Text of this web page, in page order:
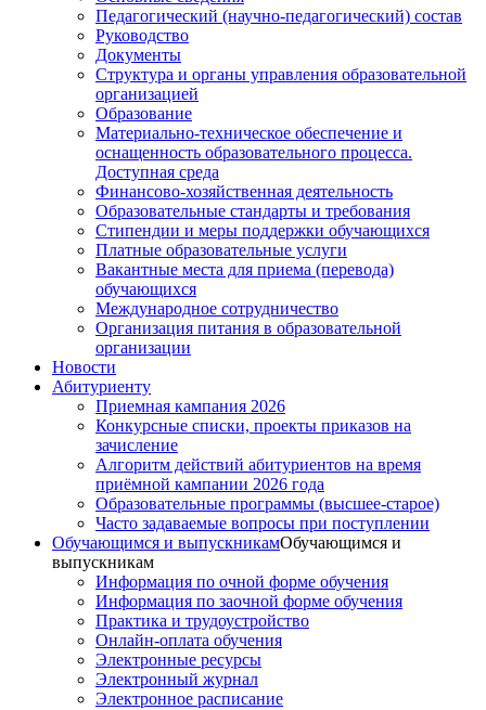
Педагогический (научно-педагогический) состав
Руководство
Документы
Структура и органы управления образовательной
организацией
Образование
Материально-техническое обеспечение и
оснащенность образовательного процесса.
Доступная среда
Финансово-хозяйственная деятельность
Образовательные стандарты и требования
Стипендии и меры поддержки обучающихся
Платные образовательные услуги
Вакантные места для приема (перевода)
обучающихся
Международное сотрудничество
Организация питания в образовательной
организации
Новости
Абитуриенту
Приемная кампания 2026
Конкурсные списки, проекты приказов на
зачисление
Алгоритм действий абитуриентов на время
приёмной кампании 2026 года
Образовательные программы (высшее-старое)
Часто задаваемые вопросы при поступлении
Обучающимся и выпускникамОбучающимся и
выпускникам
Информация по очной форме обучения
Информация по заочной форме обучения
Практика и трудоустройство
Онлайн-оплата обучения
Электронные ресурсы
Электронный журнал
Электронное расписание